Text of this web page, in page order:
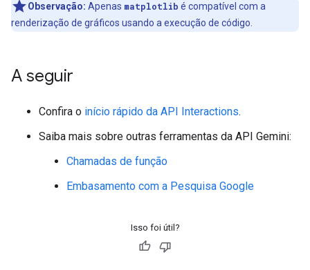
Observação: Apenas matplotlib é compatível com a
renderização de gráficos usando a execução de código.
A seguir
Confira o início rápido da API Interactions.
Saiba mais sobre outras ferramentas da API Gemini:
Chamadas de função
Embasamento com a Pesquisa Google
Isso foi útil?